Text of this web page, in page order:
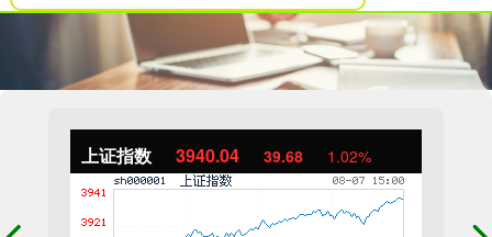
上证指数 3940.04 39.68 1.02%